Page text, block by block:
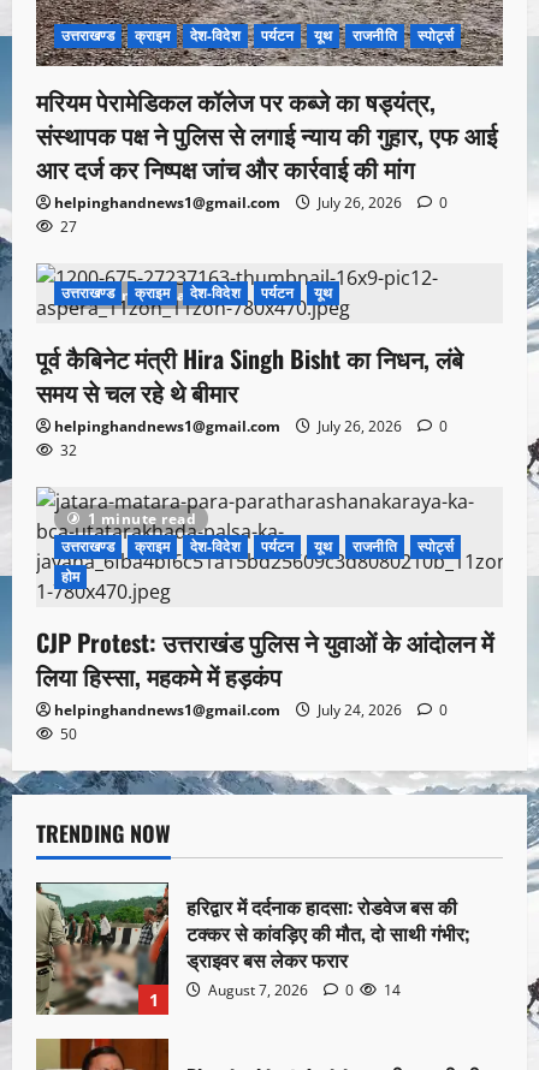
उत्तराखण्ड क्राइम देश-विदेश पर्यटन यूथ राजनीति स्पोर्ट्स
मरियम पेरामेडिकल कॉलेज पर कब्जे का षड्यंत्र,
संस्थापक पक्ष ने पुलिस से लगाई न्याय की गुहार, एफ आई
आर दर्ज कर निष्पक्ष जांच और कार्रवाई की मांग
helpinghandnews1@gmail.com July 26, 2026
0
27
1 minute read
उत्तराखण्ड क्राइम देश-विदेश पर्यटन यूथ
पूर्व कैबिनेट मंत्री Hira Singh Bisht का निधन, लंबे
समय से चल रहे थे बीमार
helpinghandnews1@gmail.com July 26, 2026
0
32
1 minute read
उत्तराखण्ड
क्राइम देश-विदेश पर्यटन यूथ राजनीति
स्पोर्ट्स
होम
CJP Protest: उत्तराखंड पुलिस ने युवाओं के आंदोलन में
लिया हिस्सा, महकमे में हड़कंप
helpinghandnews1@gmail.com July 24, 2026
0
50
TRENDING NOW
1
हरिद्वार में दर्दनाक हादसा: रोडवेज बस की
टक्कर से कांवड़िए की मौत, दो साथी गंभीर;
ड्राइवर बस लेकर फरार
August 7, 2026 0 14